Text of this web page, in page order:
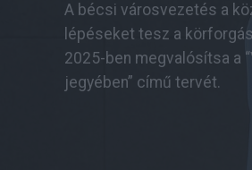
A bécsi városvezetés a
lépéseket tesz a
2025-ben megvalósítsa a
jegyében” című tervét.